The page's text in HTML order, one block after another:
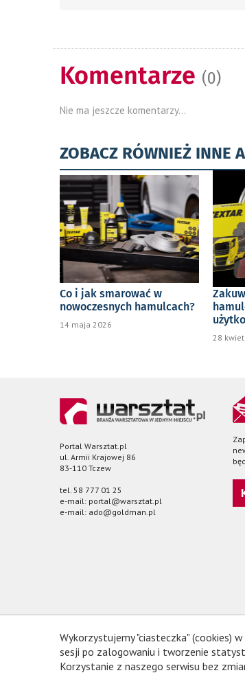
Komentarze (0)
Nie ma jeszcze komentarzy...
ZOBACZ RÓWNIEŻ INNE
Co i jak smarować w
nowoczesnych hamulcach?
14 maja 2026
28
Portal Warsztat.pl
ul. Armii Krajowej 86
83-110 Tczew
tel. 58 777 01 25
e-mail: portal@warsztat.pl
e-mail: ado@goldman.pl
Wykorzystujemy "ciasteczka" (cookies)
sesji po zalogowaniu i tworzenie
Korzystanie z naszego serwisu bez